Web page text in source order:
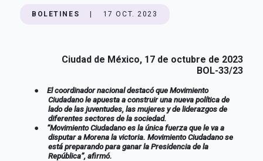
BOLETINES 17 OCT. 2023
Ciudad de México, 17 de octubre de 2023
BOL-33/23
●
El coordinador nacional destacó que Movimiento
Ciudadano le apuesta a construir una nueva política de
lado de las juventudes, las mujeres y de liderazgos de
diferentes sectores de la sociedad.
●
“Movimiento Ciudadano es la única fuerza que le va a
disputar a Morena la victoria. Movimiento Ciudadano se
está preparando para ganar la Presidencia de la
República”, afirmó.